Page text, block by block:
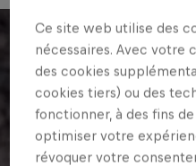
Ce site web utilise des
nécessaires. Avec votre
des cookies
cookies tiers) ou des
fonctionner, à des fins
optimiser votre
révoquer votre